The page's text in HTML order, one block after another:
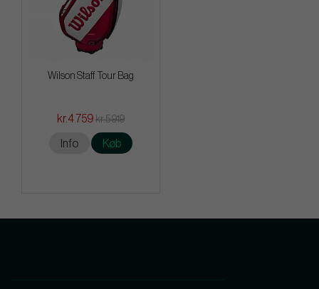
Wilson Staff Tour Bag
kr.4 759 kr.5 919
Info Køb